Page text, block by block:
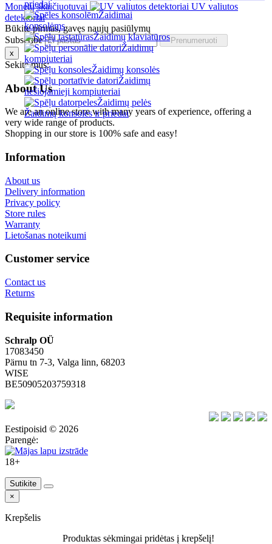
priedai
Žaidimai
konsolėms
Žaidimų klaviatūros
Žaidimų
kompiuteriai
Žaidimų konsolės
Žaidimų
nešiojamieji kompiuteriai
Žaidimų pelės
Žaidimų konsolės ir priedai
Monetų skaičiuotuvai
UV valiutos
detektoriai
Būkite pirmas, gavęs naujų pasiūlymų
Subscribe
x
Sekite mus:
About Us
We are an online store with many years of experience, offering a
very wide range of products.
Shopping in our store is 100% safe and easy!
Information
About us
Delivery information
Privacy policy
Store rules
Warranty
Lietošanas noteikumi
Customer service
Contact us
Returns
Requisite information
Schralp OÜ
17083450
Pärnu tn 7-3, Valga linn, 68203
WISE
BE50905203759318
Eestipoisid © 2026
Parengė:
18+
Sutikite
×
Krepšelis
Produktas sėkmingai pridėtas į krepšelį!